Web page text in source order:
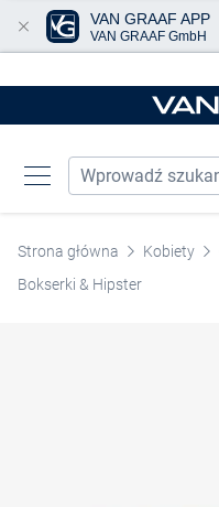
Strona główna Kobiety
Bokserki & Hipster
VAN GRAAF APP
VAN GRAAF GmbH